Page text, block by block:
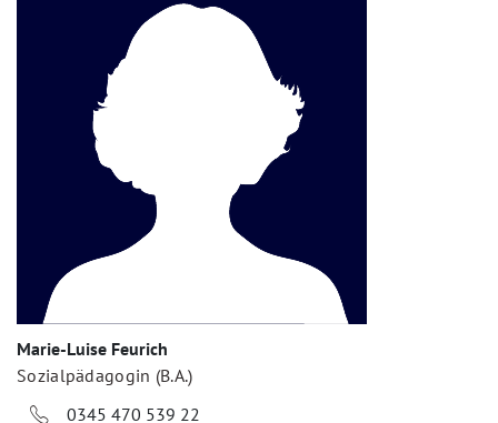
Marie-Luise Feurich
Sozialpädagogin (B.A.)
0345 470 539 22